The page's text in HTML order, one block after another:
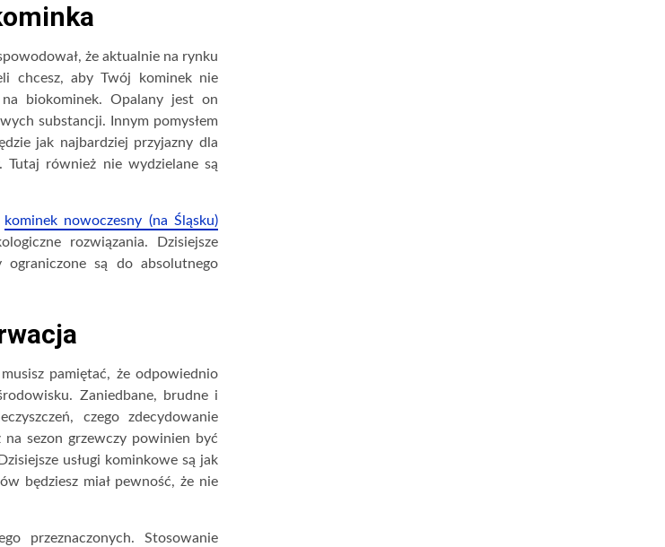
że aktualnie na rynku
chcesz, aby Twój kominek nie
biokominek. Opalany jest on
substancji. Innym pomysłem
jak najbardziej przyjazny dla
Tutaj również nie wydzielane są
kominek nowoczesny (na Śląsku)
rozwiązania. Dzisiejsze
są do absolutnego
pamiętać, że odpowiednio
Zaniedbane, brudne i
czego zdecydowanie
sezon grzewczy powinien być
usługi kominkowe są jak
będziesz miał pewność, że nie
przeznaczonych. Stosowanie